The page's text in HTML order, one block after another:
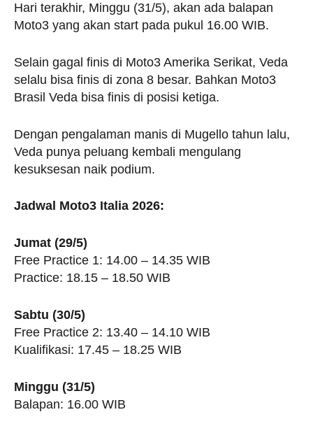
Hari terakhir, Minggu (31/5), akan ada balapan
Moto3 yang akan start pada pukul 16.00 WIB.
Selain gagal finis di Moto3 Amerika Serikat, Veda
selalu bisa finis di zona 8 besar. Bahkan Moto3
Brasil Veda bisa finis di posisi ketiga.
Dengan pengalaman manis di Mugello tahun lalu,
Veda punya peluang kembali mengulang
kesuksesan naik podium.
Jadwal Moto3 Italia 2026:
Jumat (29/5)
Free Practice 1: 14.00 – 14.35 WIB
Practice: 18.15 – 18.50 WIB
Sabtu (30/5)
Free Practice 2: 13.40 – 14.10 WIB
Kualifikasi: 17.45 – 18.25 WIB
Minggu (31/5)
Balapan: 16.00 WIB